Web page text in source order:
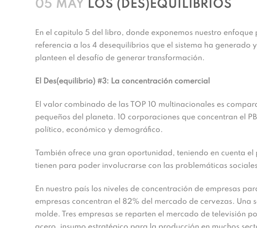
05 MAY LOS (DES)EQUILIBRIOS
En el capitulo 5 del libro, donde exponemos nuestro
referencia a los 4 desequilibrios que el sistema ha
planteen el desafío de generar transformación.
El Des(equilibrio) #3: La concentración comercial
El valor combinado de las TOP 10 multinacionales es
pequeños del planeta. 10 corporaciones que concentran el
político, económico y demográfico.
También ofrece una gran oportunidad, teniendo en cuenta
tienen para poder involucrarse con las problemáticas
En nuestro país los niveles de concentración de empresas
empresas concentran el 82% del mercado de cervezas.
molde. Tres empresas se reparten el mercado de televisión